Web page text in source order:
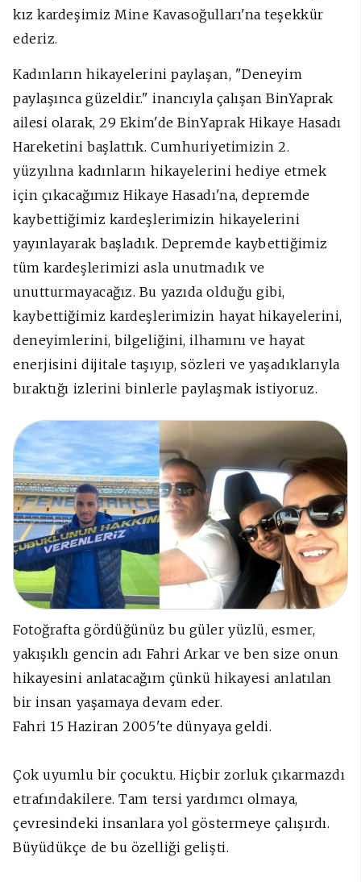
kız kardeşimiz Mine Kavasoğulları'na teşekkür
ederiz.
Kadınların hikayelerini paylaşan, "Deneyim
paylaşınca güzeldir." inancıyla çalışan BinYaprak
ailesi olarak, 29 Ekim'de BinYaprak Hikaye Hasadı
Hareketini başlattık. Cumhuriyetimizin 2.
yüzyılına kadınların hikayelerini hediye etmek
için çıkacağımız Hikaye Hasadı'na, depremde
kaybettiğimiz kardeşlerimizin hikayelerini
yayınlayarak başladık. Depremde kaybettiğimiz
tüm kardeşlerimizi asla unutmadık ve
unutturmayacağız. Bu yazıda olduğu gibi,
kaybettiğimiz kardeşlerimizin hayat hikayelerini,
deneyimlerini, bilgeliğini, ilhamını ve hayat
enerjisini dijitale taşıyıp, sözleri ve yaşadıklarıyla
bıraktığı izlerini binlerle paylaşmak istiyoruz.
Fotoğrafta gördüğünüz bu güler yüzlü, esmer,
yakışıklı gencin adı Fahri Arkar ve ben size onun
hikayesini anlatacağım çünkü hikayesi anlatılan
bir insan yaşamaya devam eder.
Fahri 15 Haziran 2005'te dünyaya geldi.
Çok uyumlu bir çocuktu. Hiçbir zorluk çıkarmazdı
etrafındakilere. Tam tersi yardımcı olmaya,
çevresindeki insanlara yol göstermeye çalışırdı.
Büyüdükçe de bu özelliği gelişti.